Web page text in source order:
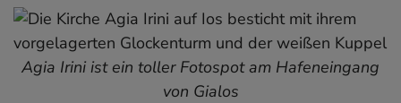
Agia Irini ist ein toller Fotospot am Hafeneingang
von Gialos